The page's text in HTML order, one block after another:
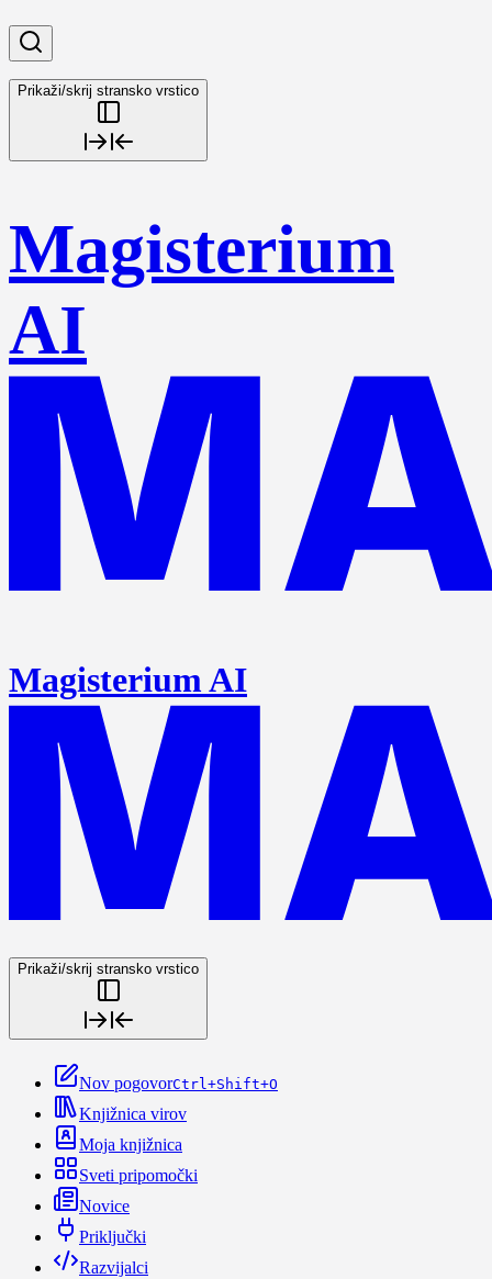
Prikaži/skrij stransko vrstico
Magisterium
AI
Magisterium AI
Prikaži/skrij stransko vrstico
Nov pogovorCtrl+Shift+O
Knjižnica virov
Moja knjižnica
Sveti pripomočki
Novice
Priključki
Razvijalci